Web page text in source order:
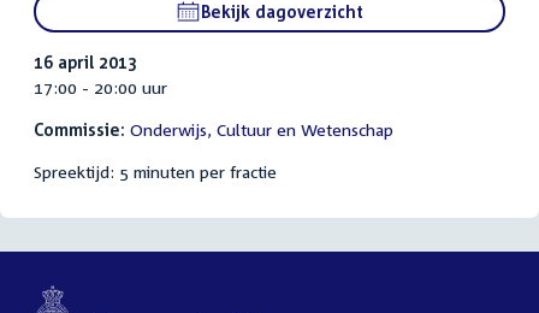
Bekijk dagoverzicht
16 april 2013
17:00 - 20:00 uur
Commissie: Onderwijs, Cultuur en Wetenschap
Spreektijd: 5 minuten per fractie